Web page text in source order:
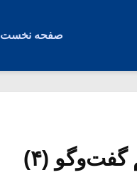
صفحه نخست
گفت‌وگو (۴)